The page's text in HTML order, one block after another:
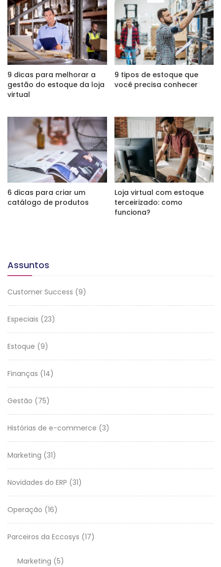
9 dicas para melhorar a
gestão do estoque da loja
virtual
9 tipos de estoque que
você precisa conhecer
6 dicas para criar um
catálogo de produtos
Loja virtual com estoque
terceirizado: como
funciona?
Assuntos
Customer Success (9)
Especiais (23)
Estoque (9)
Finanças (14)
Gestão (75)
Histórias de e-commerce (3)
Marketing (31)
Novidades do ERP (31)
Operação (16)
Parceiros da Eccosys (17)
Marketing (5)